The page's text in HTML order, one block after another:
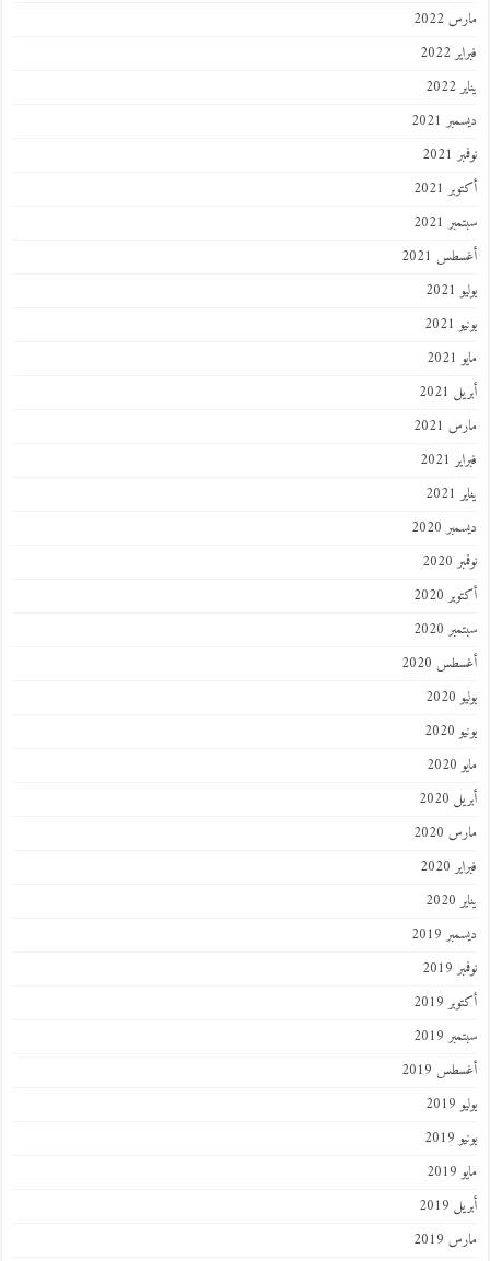
مارس 2022
فبراير 2022
يناير 2022
ديسمبر 2021
نوفمبر 2021
أكتوبر 2021
سبتمبر 2021
أغسطس 2021
يوليو 2021
يونيو 2021
مايو 2021
أبريل 2021
مارس 2021
فبراير 2021
يناير 2021
ديسمبر 2020
نوفمبر 2020
أكتوبر 2020
سبتمبر 2020
أغسطس 2020
يوليو 2020
يونيو 2020
مايو 2020
أبريل 2020
مارس 2020
فبراير 2020
يناير 2020
ديسمبر 2019
نوفمبر 2019
أكتوبر 2019
سبتمبر 2019
أغسطس 2019
يوليو 2019
يونيو 2019
مايو 2019
أبريل 2019
مارس 2019